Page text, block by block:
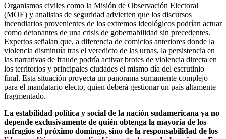
Organismos civiles como la Misión de Observación Electoral
(MOE) y analistas de seguridad advierten que los discursos
incendiarios provenientes de los extremos ideológicos podrían actuar
como detonantes de una crisis de gobernabilidad sin precedentes.
Expertos señalan que, a diferencia de comicios anteriores donde la
violencia disminuía tras el veredicto de las urnas, la persistencia en
las narrativas de fraude podría activar brotes de violencia directa en
los territorios y principales ciudades el mismo día del escrutinio
final. Esta situación proyecta un panorama sumamente complejo
para el mandatario electo, quien deberá gestionar un país altamente
fragmentado.
La estabilidad política y social de la nación sudamericana ya no
depende exclusivamente de quién obtenga la mayoría de los
sufragios el próximo domingo, sino de la responsabilidad de los